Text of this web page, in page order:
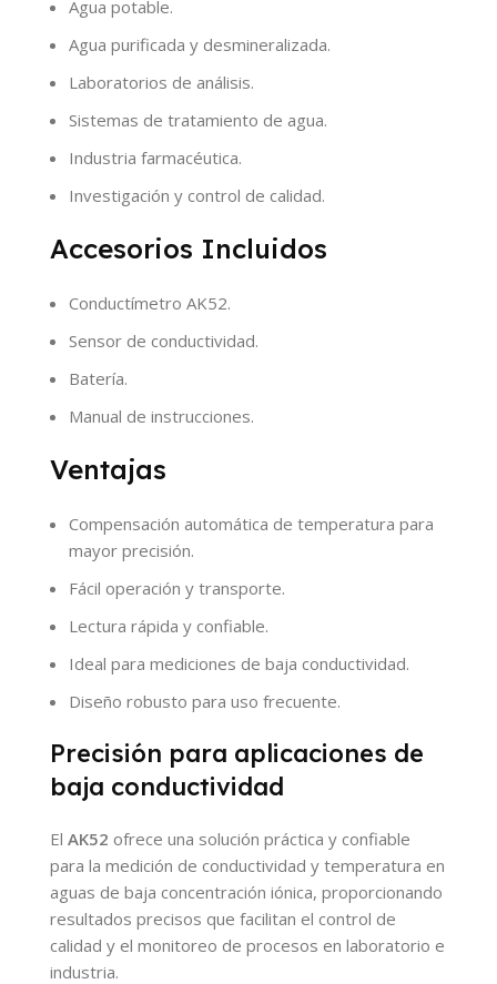
Agua potable.
Agua purificada y desmineralizada.
Laboratorios de análisis.
Sistemas de tratamiento de agua.
Industria farmacéutica.
Investigación y control de calidad.
Accesorios Incluidos
Conductímetro AK52.
Sensor de conductividad.
Batería.
Manual de instrucciones.
Ventajas
Compensación automática de temperatura para
mayor precisión.
Fácil operación y transporte.
Lectura rápida y confiable.
Ideal para mediciones de baja conductividad.
Diseño robusto para uso frecuente.
Precisión para aplicaciones de
baja conductividad
El AK52 ofrece una solución práctica y confiable
para la medición de conductividad y temperatura en
aguas de baja concentración iónica, proporcionando
resultados precisos que facilitan el control de
calidad y el monitoreo de procesos en laboratorio e
industria.